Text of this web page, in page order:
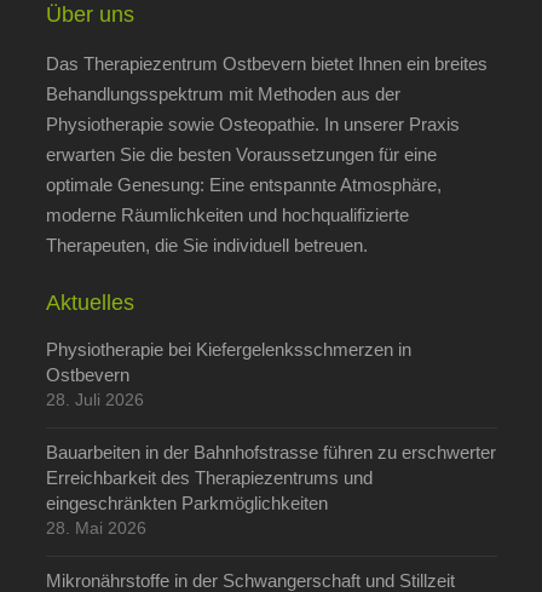
Über uns
Das Therapiezentrum Ostbevern bietet Ihnen ein breites
Behandlungsspektrum mit Methoden aus der
Physiotherapie sowie Osteopathie. In unserer Praxis
erwarten Sie die besten Voraussetzungen für eine
optimale Genesung: Eine entspannte Atmosphäre,
moderne Räumlichkeiten und hochqualifizierte
Therapeuten, die Sie individuell betreuen.
Aktuelles
Physiotherapie bei Kiefergelenksschmerzen in
Ostbevern
28. Juli 2026
Bauarbeiten in der Bahnhofstrasse führen zu erschwerter
Erreichbarkeit des Therapiezentrums und
eingeschränkten Parkmöglichkeiten
28. Mai 2026
Mikronährstoffe in der Schwangerschaft und Stillzeit